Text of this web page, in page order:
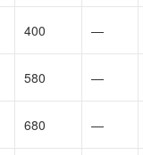
400 —
580 —
680 —